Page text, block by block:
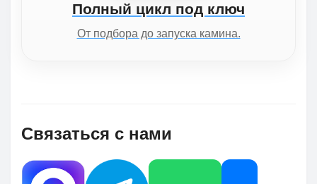
Полный цикл под ключ
От подбора до запуска камина.
Связаться с нами